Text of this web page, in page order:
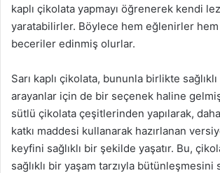
kaplı çikolata yapmayı öğrenerek kendi
yaratabilirler. Böylece hem eğlenirler
beceriler edinmiş olurlar.
Sarı kaplı çikolata, bununla birlikte
arayanlar için de bir seçenek haline
sütlü çikolata çeşitlerinden yapılarak,
katkı maddesi kullanarak hazırlanan
keyfini sağlıklı bir şekilde yaşatır. Bu,
sağlıklı bir yaşam tarzıyla bütünleşmesini